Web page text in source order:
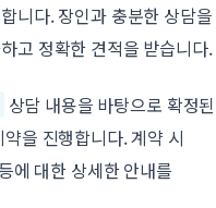
니다. 장인과 충분한 상담을
고 정확한 견적을 받습니다.
상담 내용을 바탕으로 확정된
을 진행합니다. 계약 시
에 대한 상세한 안내를